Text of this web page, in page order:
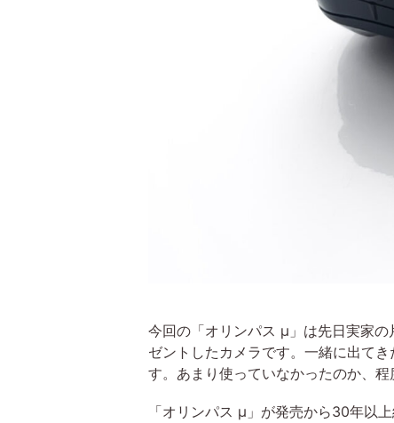
今回の「オリンパス μ」は先日実家
ゼントしたカメラです。一緒に出て
す。あまり使っていなかったのか、
「オリンパス μ」が発売から30年以